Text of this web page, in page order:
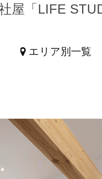
屋「LIFE
エリア別一覧